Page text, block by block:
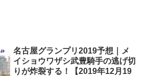
名古屋グランプリ2019予想｜メ
イショウワザシ武豊騎手の逃げ切
りが炸裂する！【2019年12月19